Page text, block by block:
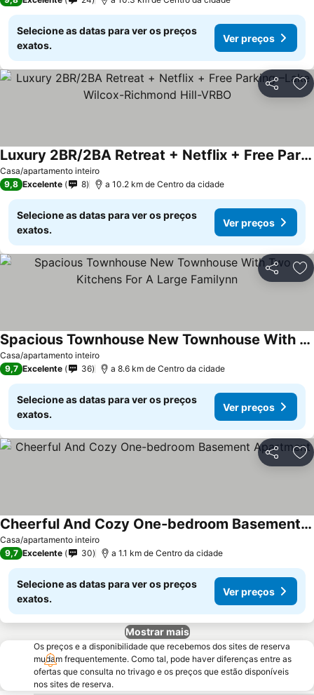
Selecione as datas para ver os preços
exatos.
Ver preços
Partilhar
Casa/apartamento inteiro
Luxury 2BR/2BA Retreat + Netflix + Free Parking –Lake Wilcox-Richmond Hill-VRBO
9,8 Excelente 8 a 10.2 km de Centro da cidade
Selecione as datas para ver os preços
exatos.
Ver preços
Partilhar
Casa/apartamento inteiro
Spacious Townhouse New Townhouse With Two Kitchens For A Large Familynn
9,7 Excelente 36 a 8.6 km de Centro da cidade
Selecione as datas para ver os preços
exatos.
Ver preços
Partilhar
Casa/apartamento inteiro
Cheerful And Cozy One-bedroom Basement Apartment
9,7 Excelente 30 a 1.1 km de Centro da cidade
Selecione as datas para ver os preços
exatos.
Ver preços
Mostrar mais
Os preços e a disponibilidade que recebemos dos sites de reserva
mudam frequentemente. Como tal, pode haver diferenças entre as
ofertas que consulta no trivago e os preços que estão disponíveis
nos sites de reserva.